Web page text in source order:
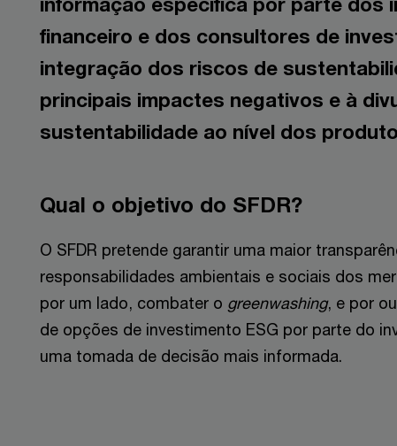
financeiro e dos consultores de
integração dos riscos de
principais impactes negativos e à
sustentabilidade ao nível dos
Qual o objetivo do SFDR?
O SFDR pretende garantir uma maior
responsabilidades ambientais e sociais dos
por um lado, combater o greenwashing, e por
de opções de investimento ESG por parte do
uma tomada de decisão mais informada.